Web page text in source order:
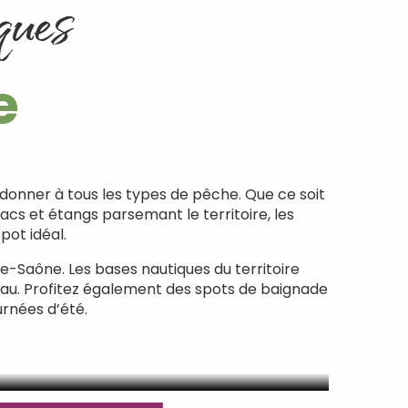
à tous les types de pêche. Que ce soit
et étangs parsemant le territoire, les
idéal.
Saône. Les bases nautiques du territoire
Profitez également des spots de baignade
d’été.